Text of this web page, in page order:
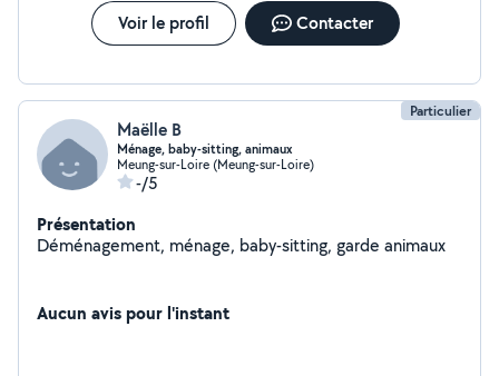
Voir le profil Contacter
Particulier
Maëlle B
Ménage, baby-sitting, animaux
Meung-sur-Loire (Meung-sur-Loire)
-/5
Présentation
Déménagement, ménage, baby-sitting, garde animaux
Aucun avis pour l'instant